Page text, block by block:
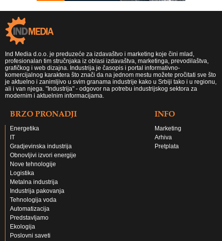
Ind Media d.o.o. je preduzeće za izdavaštvo i marketing koje čini mlad,
profesionalan tim stručnjaka iz oblasi izdavaštva, marketinga, prevodilaštva,
grafičkog i web dizajna. Industrija je časopis i portal informativno-
komercijalnog karaktera što znači da na jednom mestu možete pročitati sve što
je aktuelno i zanimljivo u svim granama industrije kako u Srbiji tako i u regionu,
ali i van njega. "Industrija" - odgovor na potrebu industrijskog sektora za
modernim i aktuelnim informacijama.
BRZO PRONADJI
Energetika
IT
Gradjevinska industrija
Obnovljivi izvori energije
Nove tehnologije
Logistika
Metalna industrija
Industrija pakovanja
Tehnologija voda
Automatizacija
Predstavljamo
Ekologija
Poslovni saveti
INFO
Marketing
Arhiva
Pretplata